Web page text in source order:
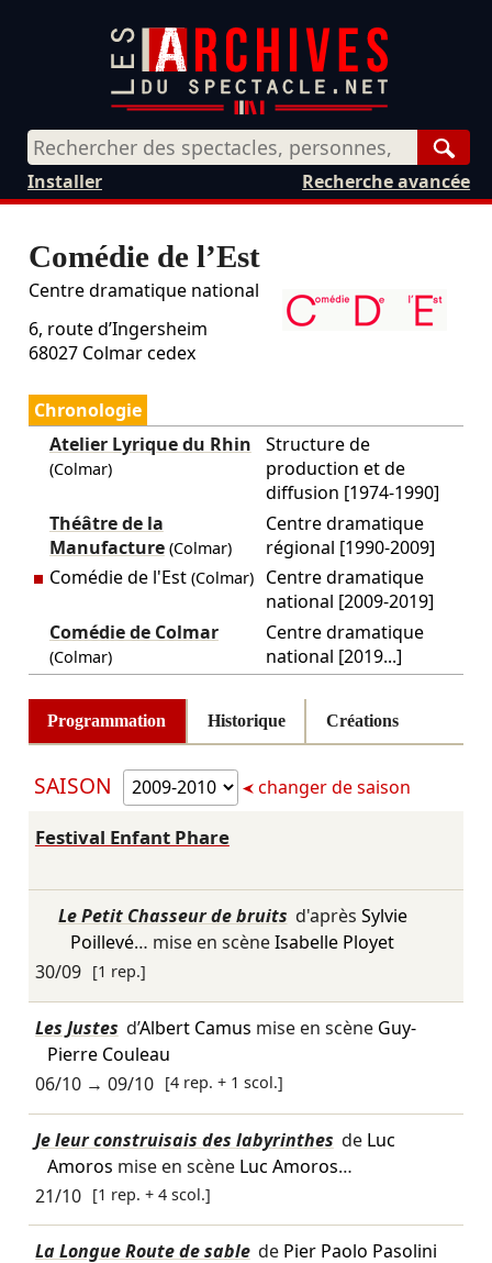
Recherche avancée
Installer
Comédie de l’Est
Centre dramatique national
6, route d’Ingersheim
68027 Colmar cedex
Chronologie
Atelier Lyrique du Rhin
(Colmar)
Structure de
production et de
diffusion [1974-1990]
Théâtre de la
Manufacture(Colmar)
Centre dramatique
régional [1990-2009]
Comédie de l'Est (Colmar)
Centre dramatique
national [2009-2019]
Comédie de Colmar
(Colmar)
Centre dramatique
national [2019...]
Programmation Historique Créations
SAISON changer de saison
Festival Enfant Phare
Le Petit Chasseur de bruits d'après Sylvie
Poillevé… mise en scèneIsabelle Ployet
30/09 [1 rep.]
Les Justes d’Albert Camus mise en scène Guy-
Pierre Couleau
06/10→ 09/10 [4 rep. + 1 scol.]
Je leur construisais des labyrinthes de Luc
Amoros mise en scène Luc Amoros…
21/10 [1 rep. + 4 scol.]
La Longue Route de sable de Pier Paolo Pasolini